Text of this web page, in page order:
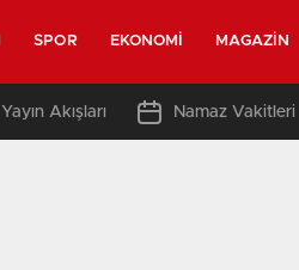
SPOR EKONOMI MAGAZIN
Yayın Akışları Namaz Vakitleri